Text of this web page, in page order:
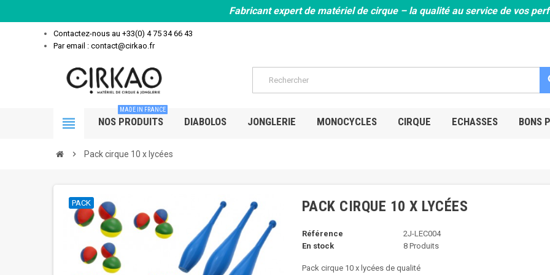
Fabricant expert de matériel de cirque – la qualité au service de vos
Contactez-nous au +33(0) 4 75 34 66 43
Par email : contact@cirkao.fr
view_headline NOS PRODUITS
MADE IN FRANCE
DIABOLOS JONGLERIE MONOCYCLES CIRQUE ECHASSES BONS
chevron_right Pack cirque 10 x lycées
PACK PACK CIRQUE 10 X LYCÉES
Référence
2J-LEC004
En stock
8 Produits
Pack cirque 10 x lycées de qualité